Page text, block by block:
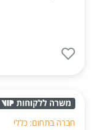
חברה בתחום: כללי